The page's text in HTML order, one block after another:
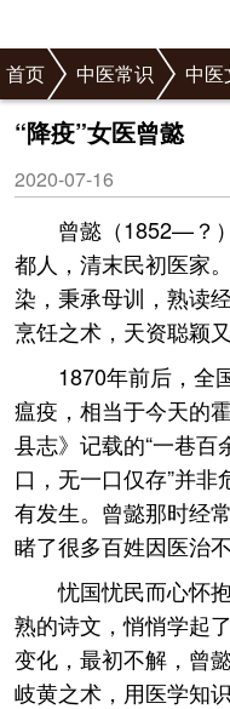
首页 中医常识 中医
“降疫”女医曾懿
2020-07-16
曾懿（1852—？
都人，清末民初医家
染，秉承母训，熟读
烹饪之术，天资聪颖
1870年前后，全
瘟疫，相当于今天的
县志》记载的“一巷
口，无一口仅存”并
有发生。曾懿那时经
睹了很多百姓因医治
忧国忧民而心怀
熟的诗文，悄悄学起
变化，最初不解，曾
岐黄之术，用医学知